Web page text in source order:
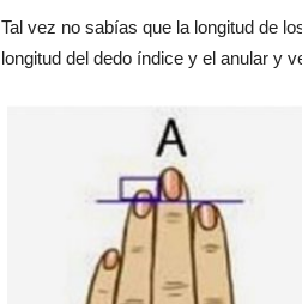
Tal vez no sabías que la longitud de
longitud del dedo índice y el anular y